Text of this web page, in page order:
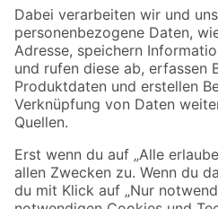
Zahlungsarten
Sicher einkaufen
Jetzt die toom-App herunterladen